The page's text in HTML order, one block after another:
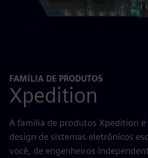
FAMÍLIA DE PRODUTOS
Xpedition
A família de produtos Xpedition
design de sistemas eletrônicos
você, de engenheiros